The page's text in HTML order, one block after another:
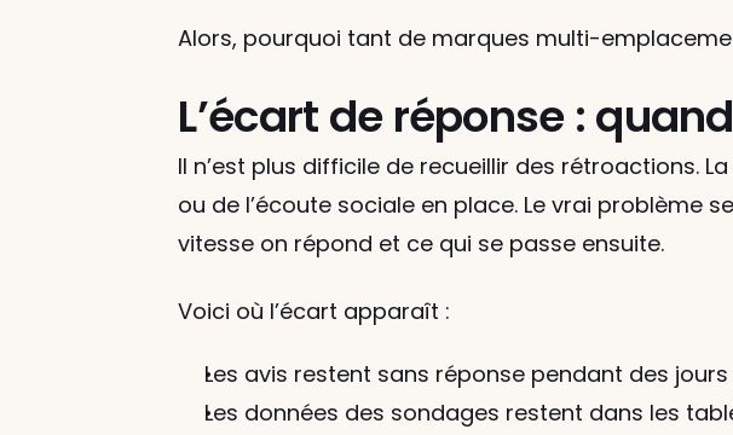
Alors, pourquoi tant de marques multi-
L’écart de réponse :
Il n’est plus difficile de recueillir des rétroactions.
ou de l’écoute sociale en place. Le vrai problème
vitesse on répond et ce qui se passe ensuite.
Voici où l’écart apparaît :
Les avis restent sans réponse pendant des
Les données des sondages restent dans les